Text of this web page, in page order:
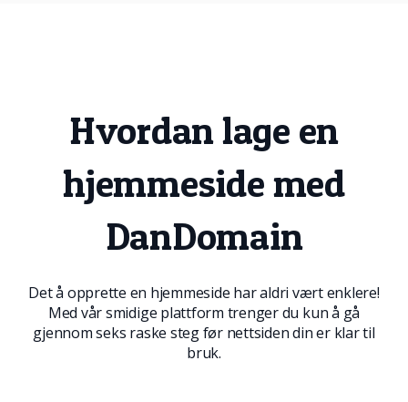
Hvordan lage en
hjemmeside med
DanDomain
Det å opprette en hjemmeside har aldri vært enklere!
Med vår smidige plattform trenger du kun å gå
gjennom seks raske steg før nettsiden din er klar til
bruk.